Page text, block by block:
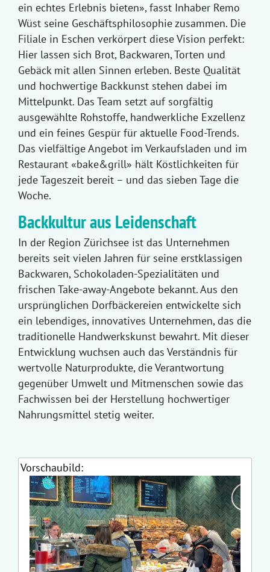
ein echtes Erlebnis bieten», fasst Inhaber Remo
Wüst seine Geschäftsphilosophie zusammen. Die
Filiale in Eschen verkörpert diese Vision perfekt:
Hier lassen sich Brot, Backwaren, Torten und
Gebäck mit allen Sinnen erleben. Beste Qualität
und hochwertige Backkunst stehen dabei im
Mittelpunkt. Das Team setzt auf sorgfältig
ausgewählte Rohstoffe, handwerkliche Exzellenz
und ein feines Gespür für aktuelle Food-Trends.
Das vielfältige Angebot im Verkaufsladen und im
Restaurant «bake&grill» hält Köstlichkeiten für
jede Tageszeit bereit – und das sieben Tage die
Woche.
Backkultur aus Leidenschaft
In der Region Zürichsee ist das Unternehmen
bereits seit vielen Jahren für seine erstklassigen
Backwaren, Schokoladen-Spezialitäten und
frischen Take-away-Angebote bekannt. Aus den
ursprünglichen Dorfbäckereien entwickelte sich
ein lebendiges, innovatives Unternehmen, das die
traditionelle Handwerkskunst bewahrt. Mit dieser
Entwicklung wuchsen auch das Verständnis für
wertvolle Naturprodukte, die Verantwortung
gegenüber Umwelt und Mitmenschen sowie das
Fachwissen bei der Herstellung hochwertiger
Nahrungsmittel stetig weiter.
Vorschaubild: